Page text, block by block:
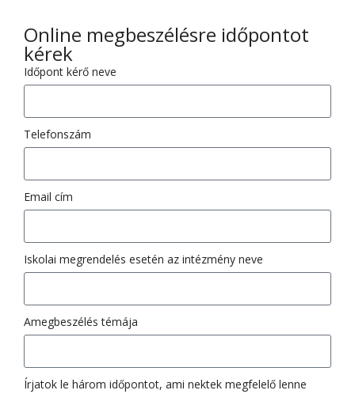
Online megbeszélésre időpontot
kérek
Időpont kérő neve
Telefonszám
Email cím
Iskolai megrendelés esetén az intézmény neve
Amegbeszélés témája
Írjatok le három időpontot, ami nektek megfelelő lenne